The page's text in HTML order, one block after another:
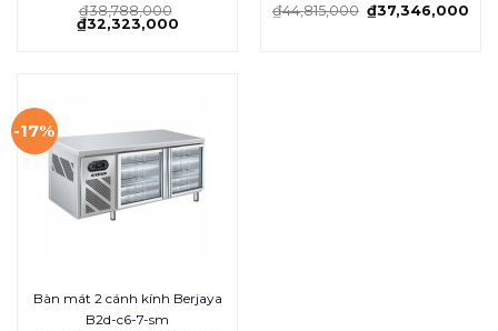
₫38,788,000
₫32,323,000
₫44,815,000 ₫37,346,000
-17%
Bàn mát 2 cánh kính Berjaya
B2d-c6-7-sm